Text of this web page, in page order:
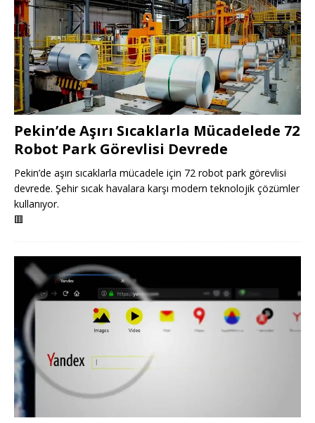
Pekin’de Aşırı Sıcaklarla Mücadelede 72
Robot Park Görevlisi Devrede
Pekin’de aşırı sıcaklarla mücadele için 72 robot park görevlisi
devrede. Şehir sıcak havalara karşı modern teknolojik çözümler
kullanıyor.
🟥